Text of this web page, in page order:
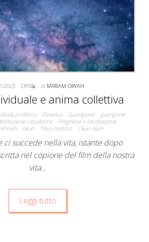
2025 Off di MIRIAM ORYAH
e anima collettiva
profetica Devekut Guarigione
guarigione
cabalistica
Preghiera e Meditazione
tikun Tikun middot Tikun olam
ci succede nella vita, istante dopo
nel copione del film della nostra
vita…
Leggi tutto